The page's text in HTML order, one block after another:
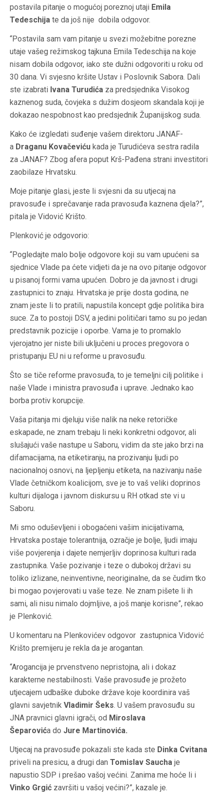
postavila pitanje o mogućoj poreznoj utaji Emila
Tedeschija te da još nije dobila odgovor.
“Postavila sam vam pitanje u svezi možebitne porezne
utaje vašeg režimskog tajkuna Emila Tedeschija na koje
nisam dobila odgovor, iako ste dužni odgovoriti u roku od
30 dana. Vi svjesno kršite Ustav i Poslovnik Sabora. Dali
ste izabrati Ivana Turudića za predsjednika Visokog
kaznenog suda, čovjeka s dužim dosjeom skandala koji je
dokazao nespobnost kao predsjednik Županijskog suda.
Kako će izgledati suđenje vašem direktoru JANAF-
a Draganu Kovačeviću kada je Turudićeva sestra radila
za JANAF? Zbog afera poput Krš-Pađena strani investitori
zaobilaze Hrvatsku.
Moje pitanje glasi, jeste li svjesni da su utjecaj na
pravosuđe i sprečavanje rada pravosuđa kaznena djela?”,
pitala je Vidović Krišto.
Plenković je odgovorio:
“Pogledajte malo bolje odgovore koji su vam upućeni sa
sjednice Vlade pa ćete vidjeti da je na ovo pitanje odgovor
u pisanoj formi vama upućen. Dobro je da javnost i drugi
zastupnici to znaju. Hrvatska je prije dosta godina, ne
znam jeste li to pratili, napustila koncept gdje politika bira
suce. Za to postoji DSV, a jedini političari tamo su po jedan
predstavnik pozicije i oporbe. Vama je to promaklo
vjerojatno jer niste bili uključeni u proces pregovora o
pristupanju EU ni u reforme u pravosuđu.
Što se tiče reforme pravosuđa, to je temeljni cilj politike i
naše Vlade i ministra pravosuđa i uprave. Jednako kao
borba protiv korupcije.
Vaša pitanja mi djeluju više nalik na neke retoričke
eskapade, ne znam trebaju li neki konkretni odgovor, ali
slušajući vaše nastupe u Saboru, vidim da ste jako brzi na
difamacijama, na etiketiranju, na prozivanju ljudi po
nacionalnoj osnovi, na ljepljenju etiketa, na nazivanju naše
Vlade četničkom koalicijom, sve je to vaš veliki doprinos
kulturi dijaloga i javnom diskursu u RH otkad ste vi u
Saboru.
Mi smo oduševljeni i obogaćeni vašim inicijativama,
Hrvatska postaje tolerantnija, ozračje je bolje, ljudi imaju
više povjerenja i dajete nemjerljiv doprinosa kulturi rada
zastupnika. Vaše pozivanje i teze o dubokoj državi su
toliko izlizane, neinventivne, neoriginalne, da se čudim tko
bi mogao povjerovati u vaše teze. Ne znam pišete li ih
sami, ali nisu nimalo dojmljive, a još manje korisne”, rekao
je Plenković.
U komentaru na Plenkovićev odgovor zastupnica Vidović
Krišto premijeru je rekla da je arogantan.
“Arogancija je prvenstveno nepristojna, ali i dokaz
karakterne nestabilnosti. Vaše pravosuđe je prožeto
utjecajem udbaške duboke države koje koordinira vaš
glavni savjetnik Vladimir Šeks. U vašem pravosuđu su
JNA pravnici glavni igrači, od Miroslava
Šeparovića do Jure Martinovića.
Utjecaj na pravosuđe pokazali ste kada ste Dinka Cvitana
priveli na presicu, a drugi dan Tomislav Saucha je
napustio SDP i prešao vašoj većini. Zanima me hoće li i
Vinko Grgić završiti u vašoj većini?”, kazale je.